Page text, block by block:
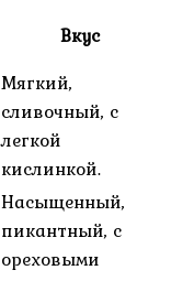
Вкус
Мягкий,
сливочный, с
легкой
кислинкой.
Насыщенный,
пикантный, с
ореховыми